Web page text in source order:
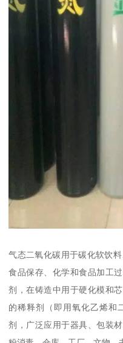
气态二氧化碳用于碳化软饮
食品保存、化学和食品加工
剂，在铸造中用于硬化模和
的稀释剂（即用氧化乙烯和
剂，广泛应用于器具、包装